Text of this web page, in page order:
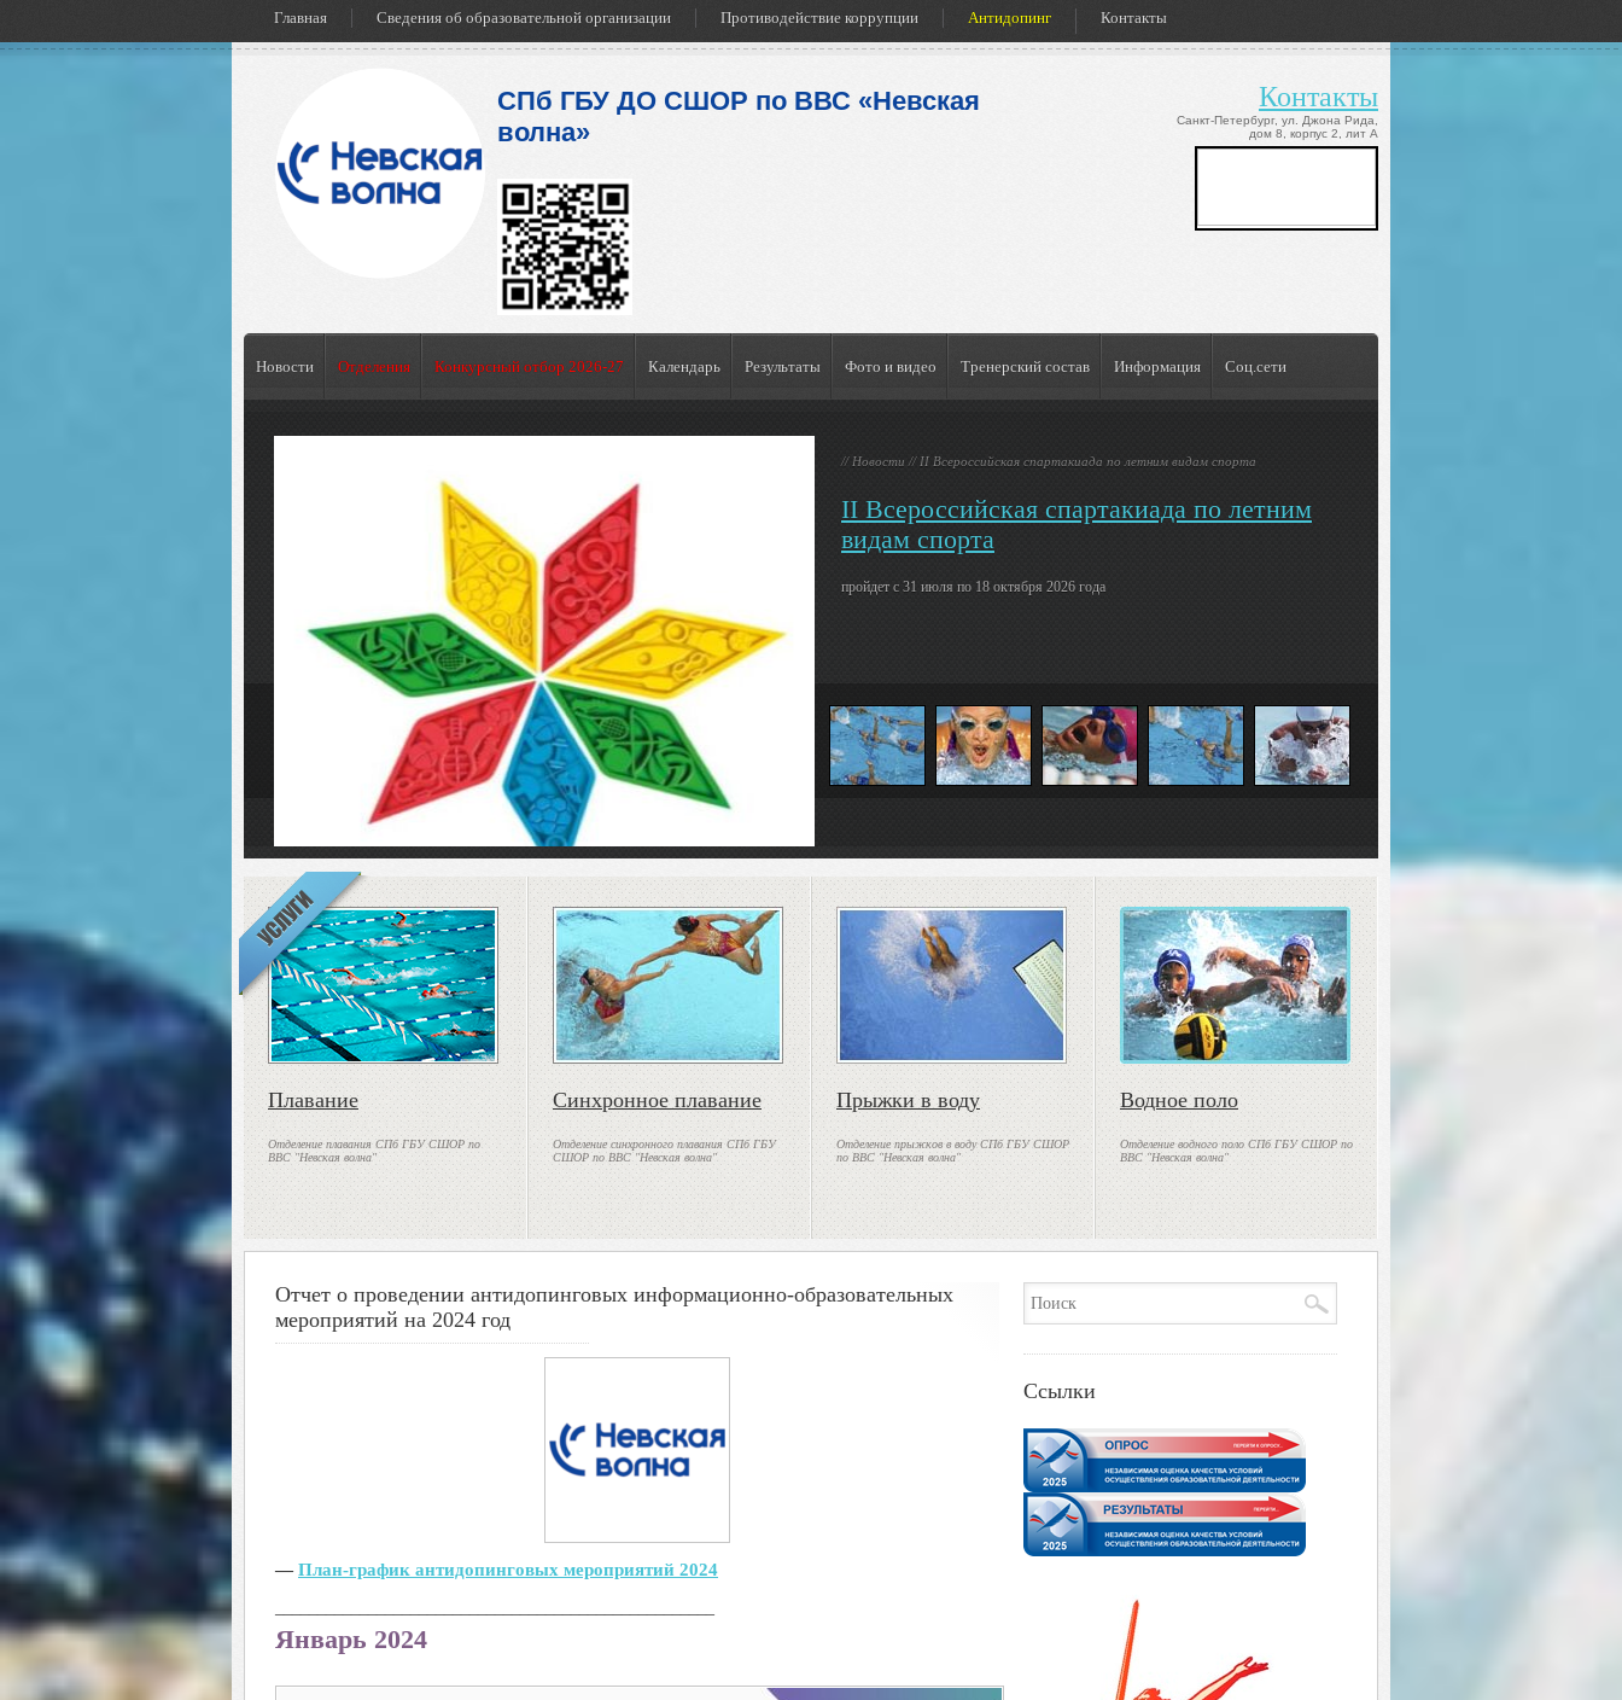
Главная Сведения об образовательной организации Противодействие коррупции Антидопинг Контакты
СПб ГБУ ДО СШОР по ВВС «Невская
волна»
Контакты
Санкт-Петербург, ул. Джона Рида,
дом 8, корпус 2, лит А
Новости Отделения Конкурсный отбор 2026-27 Календарь Результаты Фото и видео Тренерский состав Информация Соц.сети
// Новости // II Всероссийская спартакиада по летним видам спорта
II Всероссийская спартакиада по летним
видам спорта
пройдет с 31 июля по 18 октября 2026 года
Плавание
Отделение плавания СПб ГБУ СШОР по
ВВС "Невская волна"
Синхронное плавание
Отделение синхронного плавания СПб ГБУ
СШОР по ВВС "Невская волна"
Прыжки в воду
Отделение прыжков в воду СПб ГБУ СШОР
по ВВС "Невская волна"
Водное поло
Отделение водного поло СПб ГБУ СШОР по
ВВС "Невская волна"
Отчет о проведении антидопинговых информационно-образовательных
мероприятий на 2024 год
— План-график антидопинговых мероприятий 2024
Январь 2024
Ссылки